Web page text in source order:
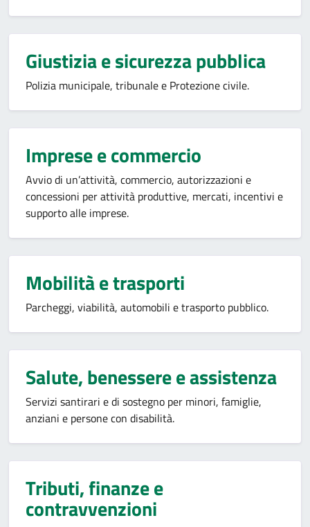
Giustizia e sicurezza pubblica
Polizia municipale, tribunale e Protezione civile.
Imprese e commercio
Avvio di un’attività, commercio, autorizzazioni e
concessioni per attività produttive, mercati, incentivi e
supporto alle imprese.
Mobilità e trasporti
Parcheggi, viabilità, automobili e trasporto pubblico.
Salute, benessere e assistenza
Servizi santirari e di sostegno per minori, famiglie,
anziani e persone con disabilità.
Tributi, finanze e
contravvenzioni